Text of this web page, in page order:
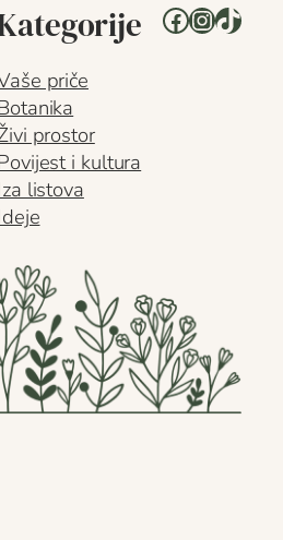
priče
prostor
i kultura
listova
Facebook